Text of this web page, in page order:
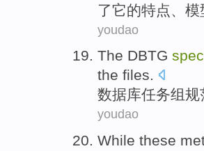
了它的特点 模
youdao
The DBTG
the files.
数据库任务组规
youdao
While these